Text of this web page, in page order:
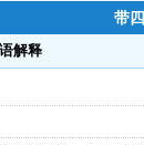
带
解释